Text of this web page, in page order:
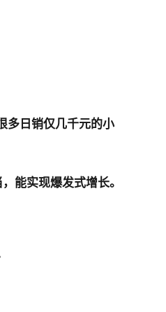
多日销仅几千元的小
能实现爆发式增长。